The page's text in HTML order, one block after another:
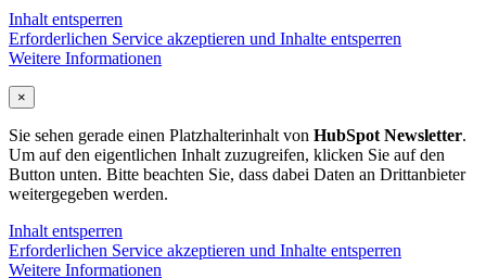
Inhalt entsperren
Erforderlichen Service akzeptieren und Inhalte entsperren
Weitere Informationen
×
Sie sehen gerade einen Platzhalterinhalt von HubSpot Newsletter.
Um auf den eigentlichen Inhalt zuzugreifen, klicken Sie auf den
Button unten. Bitte beachten Sie, dass dabei Daten an Drittanbieter
weitergegeben werden.
Inhalt entsperren
Erforderlichen Service akzeptieren und Inhalte entsperren
Weitere Informationen